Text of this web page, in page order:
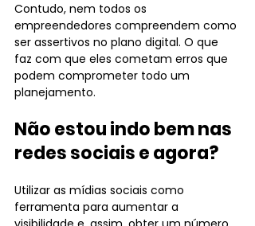
Contudo, nem todos os
empreendedores compreendem como
ser assertivos no plano digital. O que
faz com que eles cometam erros que
podem comprometer todo um
planejamento.
Não estou indo bem nas
redes sociais e agora?
Utilizar as mídias sociais como
ferramenta para aumentar a